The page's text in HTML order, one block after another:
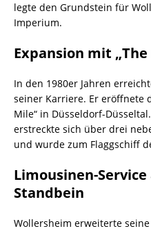
legte den Grundstein für
Imperium.
Expansion mit „The
In den 1980er Jahren
seiner Karriere. Er eröffnete
Mile“ in Düsseldorf-
erstreckte sich über drei
und wurde zum Flaggschiff
Limousinen-
Standbein
Wollersheim erweiterte